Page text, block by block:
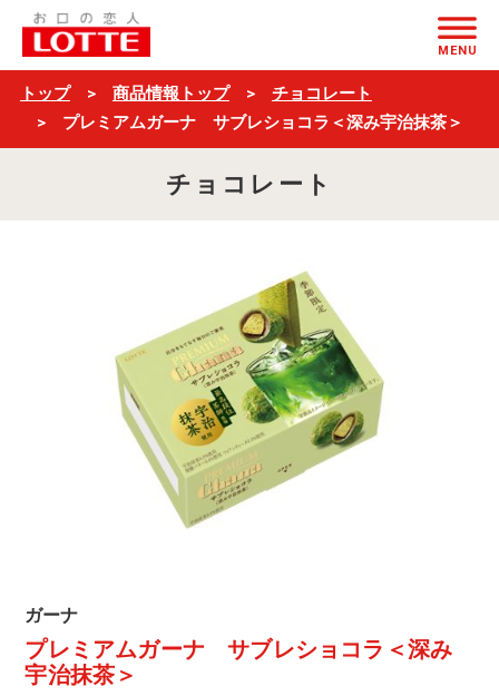
プ
レ
ミ
ム
ー
み
宇
MENU
トップ 商品情報トップ
チョコレート
プレミアムガーナ サブレショコラ＜深み宇治抹茶＞
チョコレート
ガ
ナ
商
品
ガーナ
プレミアムガーナ サブレショコラ＜深み
宇治抹茶＞